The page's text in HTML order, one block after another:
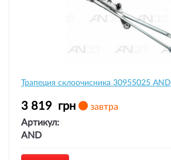
Трапеция склоочисника 30955025 AND
3 819 грн
завтра
Артикул:
AND